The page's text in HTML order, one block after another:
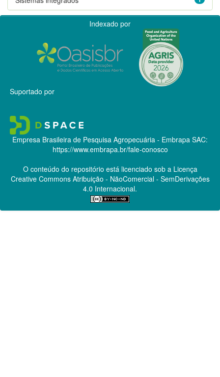
Indexado por
Suportado por
Empresa Brasileira de Pesquisa Agropecuária - Embrapa SAC:
https://www.embrapa.br/fale-conosco
O conteúdo do repositório está licenciado sob a Licença
Creative CommonsAtribuição - NãoComercial - SemDerivações
4.0 Internacional.